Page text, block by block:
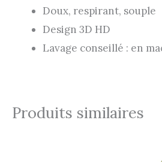
Doux, respirant, souple
Design 3D HD
Lavage conseillé : en
Produits similaires